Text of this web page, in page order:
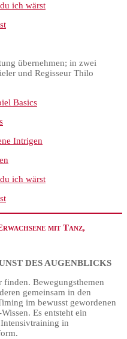
ich wärst
übernehmen; in zwei
und Regisseur Thilo
Basics
Intrigen
ich wärst
mit Tanz,
DES AUGENBLICKS
Bewegungsthemen
gemeinsam in den
im bewusst gewordenen
Es entsteht ein
in